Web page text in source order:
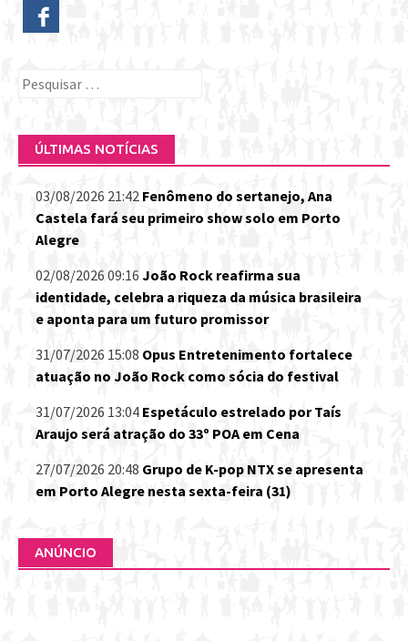
Pesquisar
ÚLTIMAS NOTÍCIAS
03/08/2026 21:42 Fenômeno do sertanejo, Ana
Castela fará seu primeiro show solo em Porto
Alegre
02/08/2026 09:16 João Rock reafirma sua
identidade, celebra a riqueza da música brasileira
e aponta para um futuro promissor
31/07/2026 15:08 Opus Entretenimento fortalece
atuação no João Rock como sócia do festival
31/07/2026 13:04 Espetáculo estrelado por Taís
Araujo será atração do 33º POA em Cena
27/07/2026 20:48 Grupo de K-pop NTX se apresenta
em Porto Alegre nesta sexta-feira (31)
ANÚNCIO